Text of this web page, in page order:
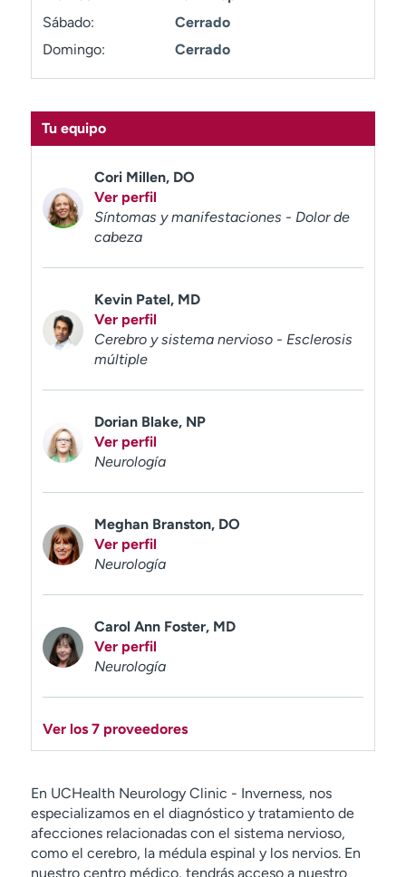
Sábado:
Cerrado
Domingo:
Cerrado
Tu equipo
Cori Millen, DO
Ver perfil
Síntomas y manifestaciones - Dolor de
cabeza
Kevin Patel, MD
Ver perfil
Cerebro y sistema nervioso - Esclerosis
múltiple
Dorian Blake, NP
Ver perfil
Neurología
Meghan Branston, DO
Ver perfil
Neurología
Carol Ann Foster, MD
Ver perfil
Neurología
Ver los 7 proveedores
En UCHealth Neurology Clinic - Inverness, nos
especializamos en el diagnóstico y tratamiento de
afecciones relacionadas con el sistema nervioso,
como el cerebro, la médula espinal y los nervios. En
nuestro centro médico, tendrás acceso a nuestro